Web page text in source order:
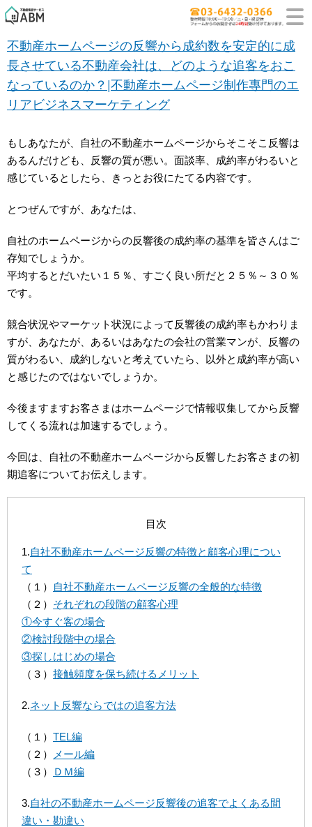
不動産ホームページの反響から成約数を安定的に成
長させている不動産会社は、どのような追客をおこ
なっているのか？|不動産ホームページ制作專門のエ
リアビジネスマーケティング
もしあなたが、自社の不動産ホームページからそこそこ反響は
あるんだけども、反響の質が悪い。面談率、成約率がわるいと
感じているとしたら、きっとお役にたてる内容です。
とつぜんですが、あなたは、
自社のホームページからの反響後の成約率の基準を皆さんはご
存知でしょうか。
平均するとだいたい１５％、すごく良い所だと２５％～３０％
です。
競合状況やマーケット状況によって反響後の成約率もかわりま
すが、あなたが、あるいはあなたの会社の営業マンが、反響の
質がわるい、成約しないと考えていたら、以外と成約率が高い
と感じたのではないでしょうか。
今後ますますお客さまはホームページで情報収集してから反響
してくる流れは加速するでしょう。
今回は、自社の不動産ホームページから反響したお客さまの初
期追客についてお伝えします。
目次
1.自社不動産ホームページ反響の特徴と顧客心理につい
て
（１）
自社不動産ホームページ反響の全般的な特徴
（２） それぞれの段階の顧客心理
①今すぐ客の場合
②検討段階中の場合
③探しはじめの場合
（３） 接触頻度を保ち続けるメリット
2.ネット反響ならではの追客方法
（１） TEL編
（２）
メール編
（３）
ＤＭ編
3.自社の不動産ホームページ反響後の追客でよくある間
違い・勘違い